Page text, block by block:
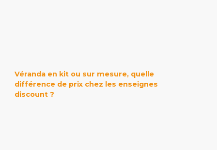
Véranda en kit ou sur mesure, quelle
différence de prix chez les enseignes
discount ?